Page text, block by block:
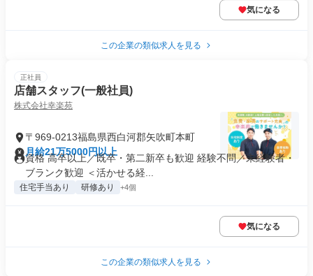
気になる
この企業の類似求人を見る
正社員
店舗スタッフ(一般社員)
株式会社幸楽苑
〒969-0213福島県西白河郡矢吹町本町
月給21万5000円以上
資格 高卒以上／既卒・第二新卒も歓迎 経験不問／未経験者・
ブランク歓迎 ＜活かせる経...
住宅手当あり 研修あり +4個
気になる
この企業の類似求人を見る